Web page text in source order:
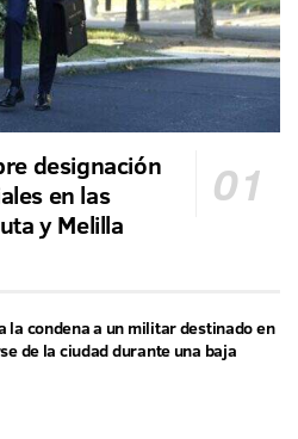
designación
en las
y Melilla
la condena a un militar destinado en
de la ciudad durante una baja